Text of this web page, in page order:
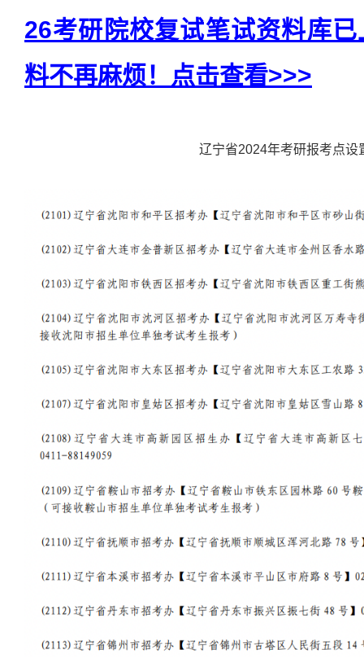
26考研院校复试笔试资料库
料不再麻烦！点击查看>>>
辽宁省2024年考研报考点设